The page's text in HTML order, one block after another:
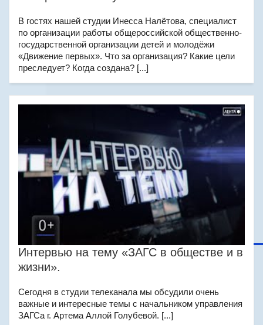
В гостях нашей студии Инесса Налётова, специалист
по организации работы общероссийской общественно-
государственной организации детей и молодёжи
«Движение первых». Что за организация? Какие цели
преследует? Когда создана? [...]
Интервью на тему «ЗАГС в обществе и в
жизни».
Сегодня в студии телеканала мы обсудили очень
важные и интересные темы с начальником управления
ЗАГСа г. Артема Аллой Голубевой. [...]